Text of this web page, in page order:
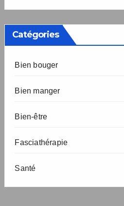
Catégories
Bien bouger
Bien manger
Bien-être
Fasciathérapie
Santé